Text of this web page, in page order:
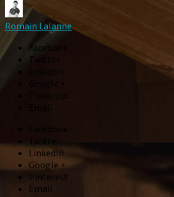
Romain Lalanne
Facebook
Twitter
LinkedIn
Google +
Pinterest
Email
Facebook
Twitter
LinkedIn
Google +
Pinterest
Email